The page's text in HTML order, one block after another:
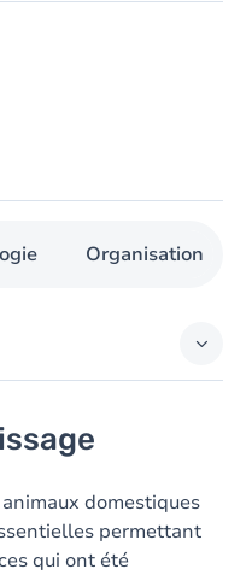
Organisation
domestiques
permettant
qui ont été